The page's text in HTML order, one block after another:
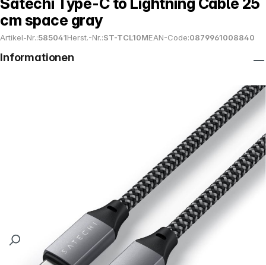
cm space gray
Artikel-Nr.:585041Herst.-Nr.:ST-TCL10MEAN-Code:0879961008840
Informationen